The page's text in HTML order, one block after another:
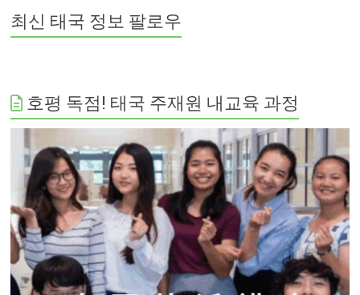
최신 태국 정보 팔로우
호평 독점! 태국 주재원 내교육 과정